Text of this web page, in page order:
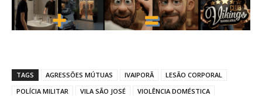
TAGS AGRESSÕES MÚTUAS IVAIPORÃ
LESÃO CORPORAL
POLÍCIA MILITAR
VILA SÃO JOSÉ VIOLÊNCIA DOMÉSTICA